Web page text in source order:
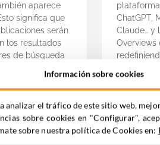
aparece
significa que
serán
los resultados
de búsqueda
podrá
cuenta o
,Content y
ChatGPT,
Claude… y
Overviews
veremos
de SEO
posicionar
contenidos
Información sobre cookies
analizar el tráfico de este sitio web,
sobre cookies en "Configurar",
sobre nuestra política de Cookies en: